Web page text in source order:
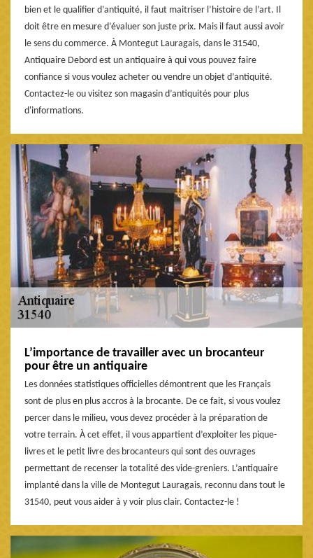
bien et le qualifier d’antiquité, il faut maitriser l’histoire de l’art. Il
doit être en mesure d’évaluer son juste prix. Mais il faut aussi avoir
le sens du commerce. À Montegut Lauragais, dans le 31540,
Antiquaire Debord est un antiquaire à qui vous pouvez faire
confiance si vous voulez acheter ou vendre un objet d’antiquité.
Contactez-le ou visitez son magasin d’antiquités pour plus
d'informations.
L’importance de travailler avec un brocanteur
pour être un antiquaire
Les données statistiques officielles démontrent que les Français
sont de plus en plus accros à la brocante. De ce fait, si vous voulez
percer dans le milieu, vous devez procéder à la préparation de
votre terrain. À cet effet, il vous appartient d’exploiter les pique-
livres et le petit livre des brocanteurs qui sont des ouvrages
permettant de recenser la totalité des vide-greniers. L’antiquaire
implanté dans la ville de Montegut Lauragais, reconnu dans tout le
31540, peut vous aider à y voir plus clair. Contactez-le !